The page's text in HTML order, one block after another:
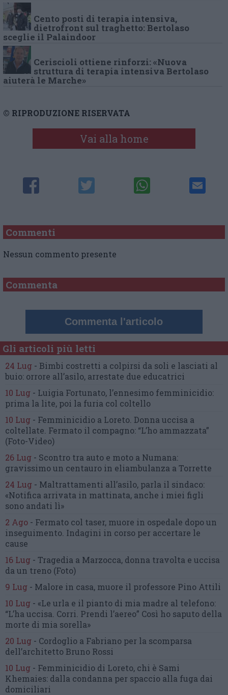
Cento posti di terapia intensiva,
dietrofront sul traghetto: Bertolaso
sceglie il Palaindoor
Ceriscioli ottiene rinforzi: «Nuova
struttura di terapia intensiva Bertolaso
aiuterà le Marche»
© RIPRODUZIONE RISERVATA
Vai alla home
Commenti
Nessun commento presente
Commenta
Commenta l'articolo
Gli articoli più letti
24 Lug - Bimbi costretti a colpirsi da soli e lasciati al
buio: orrore all’asilo, arrestate due educatrici
10 Lug - Luigia Fortunato, l’ennesimo femminicidio:
prima la lite, poi la furia col coltello
10 Lug - Femminicidio a Loreto. Donna uccisa a
coltellate. Fermato il compagno: “L’ho ammazzata”
(Foto-Video)
26 Lug - Scontro tra auto e moto a Numana:
gravissimo un centauro in eliambulanza a Torrette
24 Lug - Maltrattamenti all’asilo, parla il sindaco:
«Notifica arrivata in mattinata, anche i miei figli
sono andati lì»
2 Ago - Fermato col taser, muore in ospedale dopo un
inseguimento. Indagini in corso per accertare le
cause
16 Lug - Tragedia a Marzocca, donna travolta e uccisa
da un treno (Foto)
9 Lug - Malore in casa, muore il professore Pino Attili
10 Lug - «Le urla e il pianto di mia madre al telefono:
“L’ha uccisa. Corri. Prendi l’aereo” Così ho saputo della
morte di mia sorella»
20 Lug - Cordoglio a Fabriano per la scomparsa
dell’architetto Bruno Rossi
10 Lug - Femminicidio di Loreto, chi è Sami
Khemaies: dalla condanna per spaccio alla fuga dai
domiciliari